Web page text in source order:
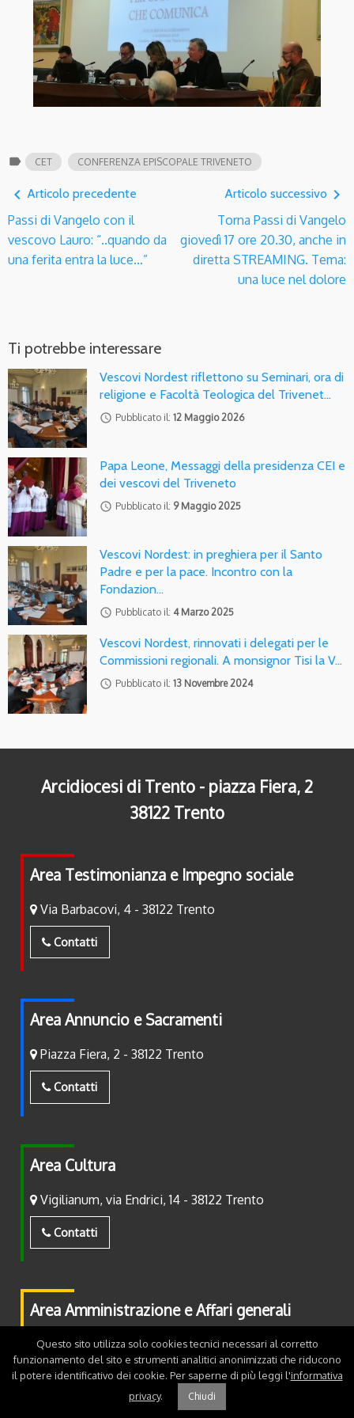
label CET CONFERENZA EPISCOPALE TRIVENETO
navigate_before Articolo precedente
Passi di Vangelo con il
vescovo Lauro: “..quando da
una ferita entra la luce…”
Articolo successivo navigate_next
Torna Passi di Vangelo
giovedì 17 ore 20.30, anche in
diretta STREAMING. Tema:
una luce nel dolore
Ti potrebbe interessare
Vescovi Nordest riflettono su Seminari, ora di
religione e Facoltà Teologica del Trivenet…
access_time Pubblicato il: 12 Maggio 2026
Papa Leone, Messaggi della presidenza CEI e
dei vescovi del Triveneto
access_time Pubblicato il: 9 Maggio 2025
Vescovi Nordest: in preghiera per il Santo
Padre e per la pace. Incontro con la
Fondazion…
access_time Pubblicato il: 4 Marzo 2025
Vescovi Nordest, rinnovati i delegati per le
Commissioni regionali. A monsignor Tisi la V…
access_time Pubblicato il: 13 Novembre 2024
Arcidiocesi di Trento - piazza Fiera, 2
38122 Trento
Area Testimonianza e Impegno sociale
Via Barbacovi, 4 - 38122 Trento
Contatti
Area Annuncio e Sacramenti
Piazza Fiera, 2 - 38122 Trento
Contatti
Area Cultura
Vigilianum, via Endrici, 14 - 38122 Trento
Contatti
Area Amministrazione e Affari generali
Piazza Fiera, 2 - 38122 Trento
Contatti
Questo sito utilizza solo cookies tecnici necessari al corretto
funzionamento del sito e strumenti analitici anonimizzati che riducono
il potere identificativo dei cookie. Per saperne di più leggi l'informativa
privacy. Chiudi